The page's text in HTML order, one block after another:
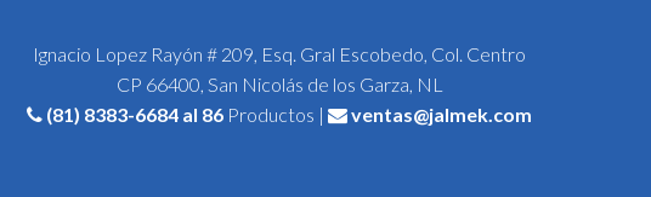
Ignacio Lopez Rayón # 209, Esq. Gral Escobedo, Col. Centro
CP 66400, San Nicolás de los Garza, NL
(81) 8383-6684 al 86 Productos | ventas@jalmek.com